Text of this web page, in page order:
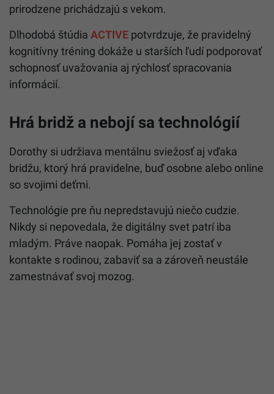
prirodzene prichádzajú s vekom.
Dlhodobá štúdia ACTIVE potvrdzuje, že pravidelný
kognitívny tréning dokáže u starších ľudí podporovať
schopnosť uvažovania aj rýchlosť spracovania
informácií.
Hrá bridž a nebojí sa technológií
Dorothy si udržiava mentálnu sviežosť aj vďaka
bridžu, ktorý hrá pravidelne, buď osobne alebo online
so svojimi deťmi.
Technológie pre ňu nepredstavujú niečo cudzie.
Nikdy si nepovedala, že digitálny svet patrí iba
mladým. Práve naopak. Pomáha jej zostať v
kontakte s rodinou, zabaviť sa a zároveň neustále
zamestnávať svoj mozog.